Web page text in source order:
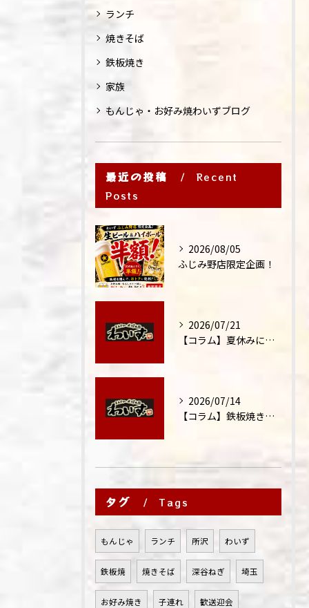
ランチ
焼きそば
鉄板焼き
家族
もんじゃ・お好み焼わいずブログ
最近の投稿
Recent
Posts
2026/08/05
ふじみ野店限定企画！
2026/07/21
【コラム】夏休みに家族外食が増える理由
2026/07/14
【コラム】鉄板焼きが"コミュニケーション飯"と呼ばれる理由
タグ Tags
もんじゃ ランチ 所沢 わいず
鉄板焼 焼きそば 深谷ねぎ 埼玉
お好み焼き 子連れ 歓送迎会